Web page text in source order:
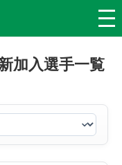
加入選手一覧